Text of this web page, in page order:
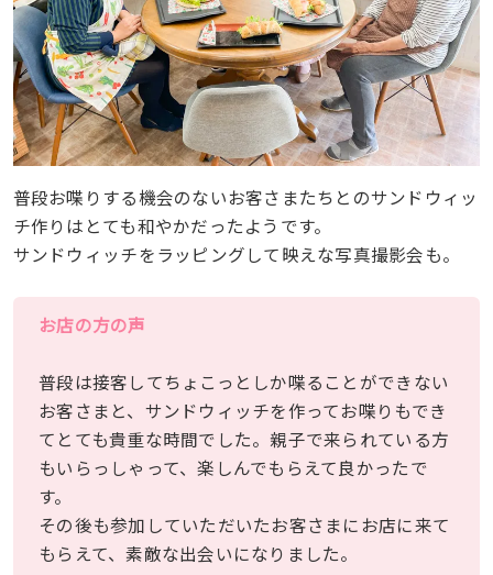
普段お喋りする機会のないお客さまたちとのサンドウィッ
チ作りはとても和やかだったようです。
サンドウィッチをラッピングして映えな写真撮影会も。
お店の方の声
普段は接客してちょこっとしか喋ることができない
お客さまと、サンドウィッチを作ってお喋りもでき
てとても貴重な時間でした。親子で来られている方
もいらっしゃって、楽しんでもらえて良かったで
す。
その後も参加していただいたお客さまにお店に来て
もらえて、素敵な出会いになりました。